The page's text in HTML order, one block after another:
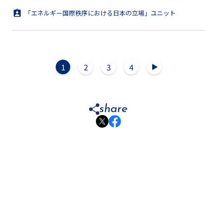
「エネルギー国際秩序における日本の立場」ユニット
1 2 3 4 ▲
share